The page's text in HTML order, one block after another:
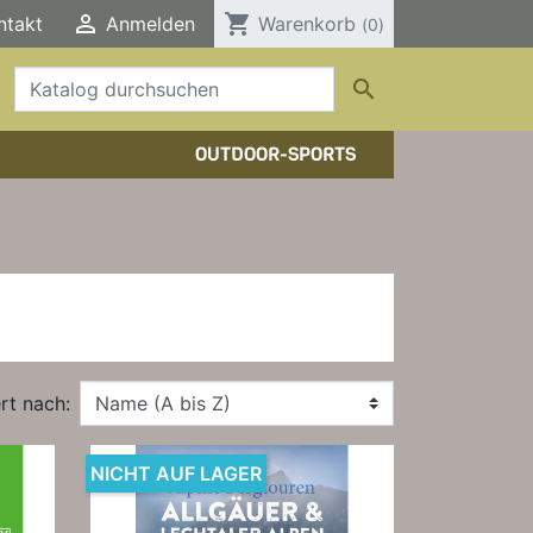
 Anmelden shopping_cart Warenkorb (0)

OUTDOOR-SPORTS
nach:
NICHT AUF LAGER